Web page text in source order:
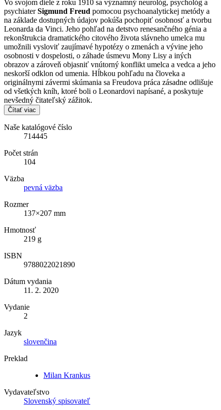
Vo svojom diele z roku 1910 sa významný neurológ, psychológ a
psychiaterSigmund Freud pomocou psychoanalytickej metódy a
na základe dostupných údajov pokúša pochopiť osobnosť a tvorbu
Leonarda da Vinci. Jeho pohľad na detstvo renesančného génia a
rekonštrukcia dramatického citového života slávneho umelca mu
umožnili vysloviť zaujímavé hypotézy o zmenách a vývine jeho
osobnosti v dospelosti, o záhade úsmevu Mony Lisy a iných
obrazov a zároveň objasniť vnútorný konflikt umelca a vedca a jeho
neskorší odklon od umenia. Hĺbkou pohľadu na človeka a
originálnymi závermi skúmania sa Freudova práca zásadne odlišuje
od všetkých kníh, ktoré boli o Leonardovi napísané, a poskytuje
nevšedný čitateľský zážitok.
Čítať viac
Naše katalógové číslo
714445
Počet strán
104
Väzba
pevná väzba
Rozmer
137×207 mm
Hmotnosť
219 g
ISBN
9788022021890
Dátum vydania
11. 2. 2020
Vydanie
2
Jazyk
slovenčina
Preklad
Milan Krankus
Vydavateľstvo
Slovenský spisovateľ